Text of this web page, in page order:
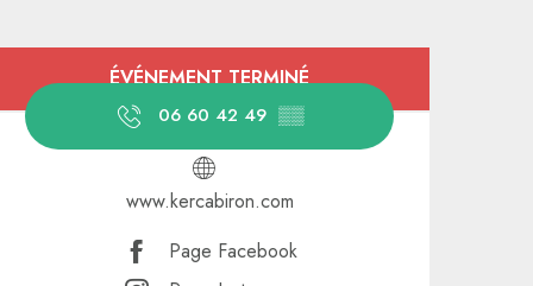
et coordonnées
ÉVÉNEMENT TERMINÉ
06 60 42 49 ▒▒
www.kercabiron.com
Page Facebook